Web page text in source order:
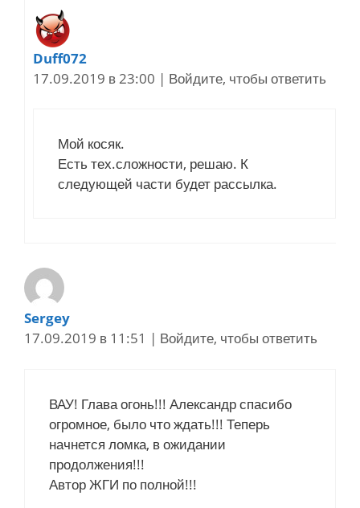
Duff072
17.09.2019 в 23:00 | Войдите, чтобы ответить
Мой косяк.
Есть тех.сложности, решаю. К
следующей части будет рассылка.
Sergey
17.09.2019 в 11:51 | Войдите, чтобы ответить
ВАУ! Глава огонь!!! Александр спасибо
огромное, было что ждать!!! Теперь
начнется ломка, в ожидании
продолжения!!!
Автор ЖГИ по полной!!!